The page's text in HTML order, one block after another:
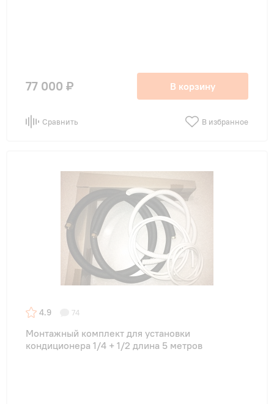
77 000 ₽ В корзину
Сравнить В избранное
4.9 74
Монтажный комплект для установки
кондиционера 1/4 + 1/2 длина 5 метров